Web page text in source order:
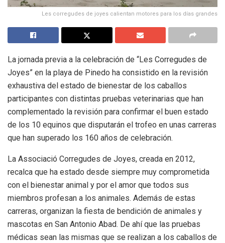
Les corregudes de joyes calientan motores para los días grandes
La jornada previa a la celebración de “Les Corregudes de
Joyes” en la playa de Pinedo ha consistido en la revisión
exhaustiva del estado de bienestar de los caballos
participantes con distintas pruebas veterinarias que han
complementado la revisión para confirmar el buen estado
de los 10 equinos que disputarán el trofeo en unas carreras
que han superado los 160 años de celebración.
La Associació Corregudes de Joyes, creada en 2012,
recalca que ha estado desde siempre muy comprometida
con el bienestar animal y por el amor que todos sus
miembros profesan a los animales. Además de estas
carreras, organizan la fiesta de bendición de animales y
mascotas en San Antonio Abad. De ahí que las pruebas
médicas sean las mismas que se realizan a los caballos de